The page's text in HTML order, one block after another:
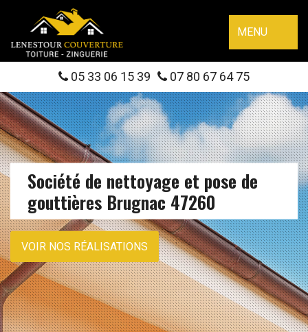
MENU
05 33 06 15 39 07 80 67 64 75
Société de nettoyage et pose de
gouttières Brugnac 47260
VOIR NOS RÉALISATIONS